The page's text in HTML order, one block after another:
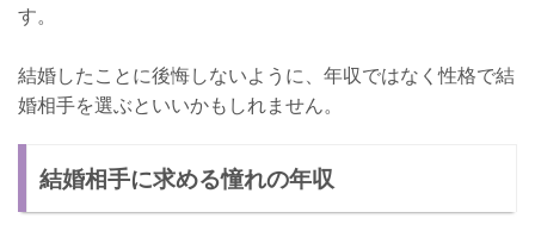
す。
結婚したことに後悔しないように、年収ではなく性格で結
婚相手を選ぶといいかもしれません。
結婚相手に求める憧れの年収